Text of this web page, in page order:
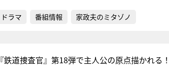
ドラマ 番組情報 家政夫のミタゾノ
『鉄道捜査官』第18弾で主人公の原点描かれる